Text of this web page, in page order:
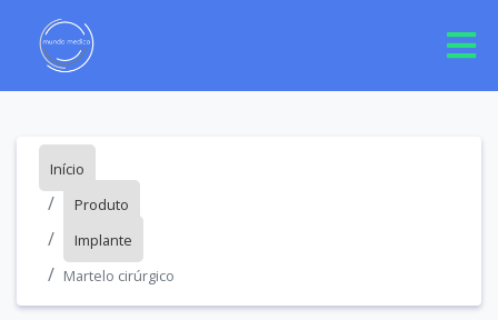
Início
Produto
Implante
Martelo cirúrgico